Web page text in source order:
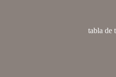
tabla de